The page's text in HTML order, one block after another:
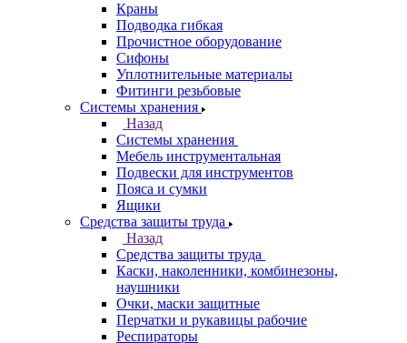
Краны
Подводка гибкая
Прочистное оборудование
Сифоны
Уплотнительные материалы
Фитинги резьбовые
Системы хранения
Назад
Системы хранения
Мебель инструментальная
Подвески для инструментов
Пояса и сумки
Ящики
Средства защиты труда
Назад
Средства защиты труда
Каски, наколенники, комбинезоны,
наушники
Очки, маски защитные
Перчатки и рукавицы рабочие
Респираторы